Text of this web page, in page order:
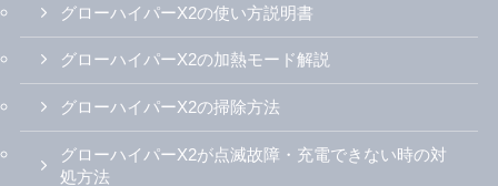
グローハイパーX2の使い方説明書
グローハイパーX2の加熱モード解説
グローハイパーX2の掃除方法
グローハイパーX2が点滅故障・充電できない時の対
処方法